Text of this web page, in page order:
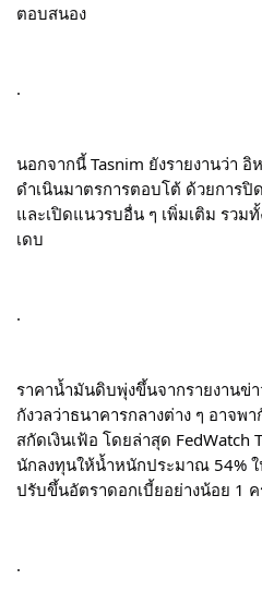
ตอบสนอง
.
นอกจากนี้ Tasnim ยังรายงานว่า
ดำเนินมาตรการตอบโต้ ด้วยการ
และเปิดแนวรบอื่น ๆ เพิ่มเติม รวม
เดบ
.
ราคาน้ำมันดิบพุ่งขึ้นจากรายงานข่
กังวลว่าธนาคารกลางต่าง ๆ อาจพ
สกัดเงินเฟ้อ โดยล่าสุด FedWatch
นักลงทุนให้น้ำหนักประมาณ 54%
ปรับขึ้นอัตราดอกเบี้ยอย่างน้อย 1
.